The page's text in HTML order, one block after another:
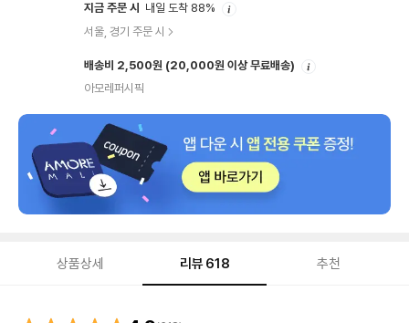
지금 주문 시
내일 도착 88%
서울, 경기 주문 시
배송비 2,500원 (20,000원 이상 무료배송)
아모레퍼시픽
상품상세 리뷰618 추천